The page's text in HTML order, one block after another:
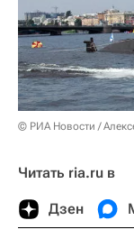
© РИА Новости /
Читать ria.ru в
Дзен